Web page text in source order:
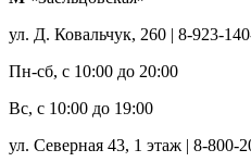
ул. Д. Ковальчук, 260 | 8-923-
Пн-сб, с 10:00 до 20:00
Вс, с 10:00 до 19:00
ул. Северная 43, 1 этаж | 8-800-